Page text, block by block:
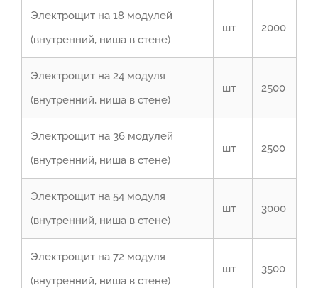
Электрощит на 18 модулей
(внутренний, ниша в стене)
шт 2000
Электрощит на 24 модуля
(внутренний, ниша в стене)
шт 2500
Электрощит на 36 модулей
(внутренний, ниша в стене)
шт 2500
Электрощит на 54 модуля
(внутренний, ниша в стене)
шт 3000
Электрощит на 72 модуля
(внутренний, ниша в стене)
шт 3500